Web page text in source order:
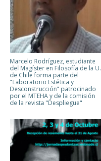
Marcelo Rodríguez, estudiante
del Magíster en Filosofía de la U.
de Chile forma parte del
"Laboratorio Estética y
Desconstrucción" patrocinado
por el MTEHA y de la comisión
de la revista "Despliegue"